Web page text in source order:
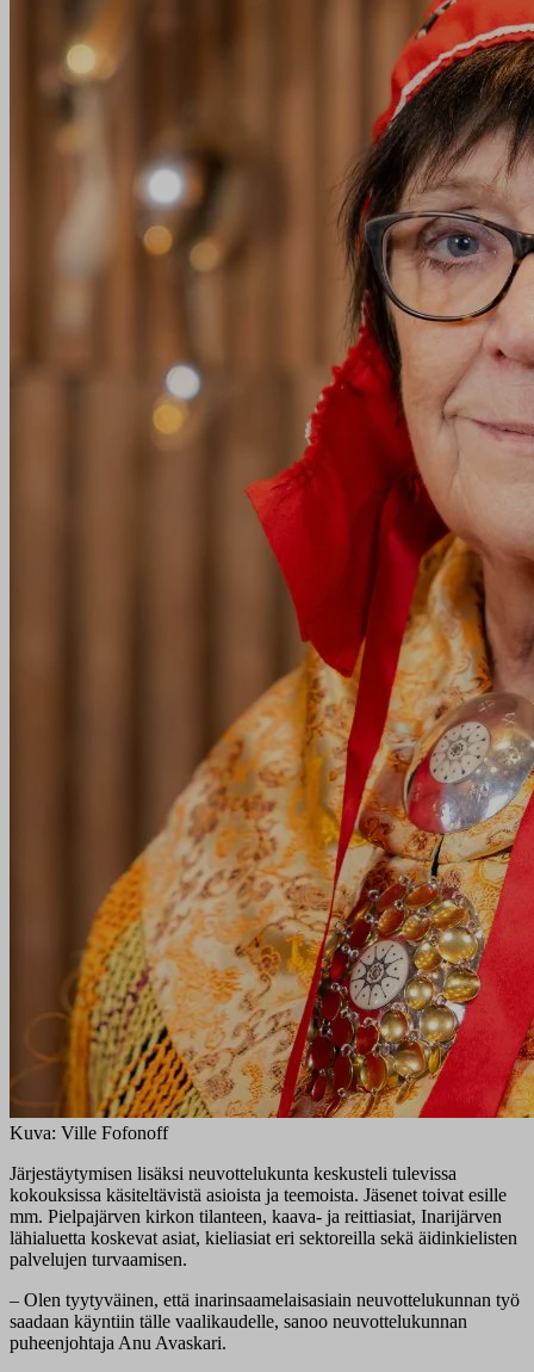
Kuva: Ville Fofonoff
Järjestäytymisen lisäksi neuvottelukunta keskusteli tulevissa
kokouksissa käsiteltävistä asioista ja teemoista. Jäsenet toivat esille
mm. Pielpajärven kirkon tilanteen, kaava- ja reittiasiat, Inarijärven
lähialuetta koskevat asiat, kieliasiat eri sektoreilla sekä äidinkielisten
palvelujen turvaamisen.
– Olen tyytyväinen, että inarinsaamelaisasiain neuvottelukunnan työ
saadaan käyntiin tälle vaalikaudelle, sanoo neuvottelukunnan
puheenjohtaja Anu Avaskari.